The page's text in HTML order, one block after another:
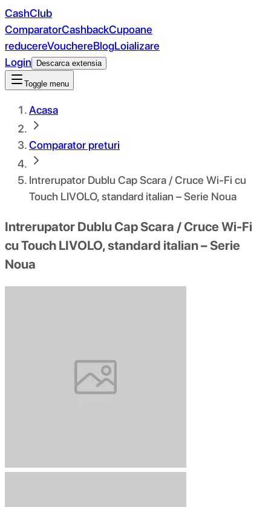
CashClub
ComparatorCashbackCupoane
reducereVouchereBlogLoializare
Login
Descarca extensia
Toggle menu
Acasa
Comparator preturi
Intrerupator Dublu Cap Scara / Cruce Wi-Fi cu
Touch LIVOLO, standard italian – Serie Noua
Intrerupator Dublu Cap Scara / Cruce Wi-Fi
cu Touch LIVOLO, standard italian – Serie
Noua